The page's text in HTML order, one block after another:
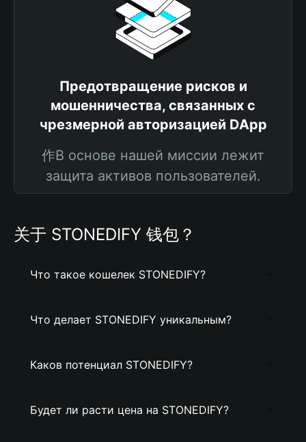
Предотвращение рисков и
мошенничества, связанных с
чрезмерной авторизацией DApp
作В основе нашей миссии лежит
защита активов пользователей.
关于 STONEDIFY 钱包？
Что такое кошелек STONEDIFY?
Что делает STONEDIFY уникальным?
Каков потенциал STONEDIFY?
Будет ли расти цена на STONEDIFY?